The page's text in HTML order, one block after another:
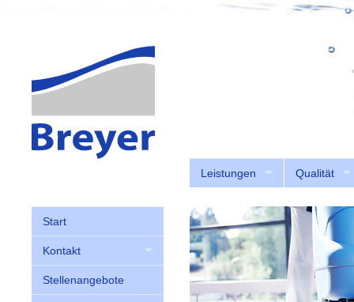
Firmenreinigung Allgäu und Putzdienste Allgäu
Leistungen Qualität
Start
Kontakt
Stellenangebote